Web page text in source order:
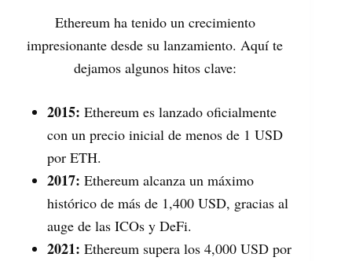
Ethereum ha tenido un crecimiento
impresionante desde su lanzamiento. Aquí te
dejamos algunos hitos clave:
2015: Ethereum es lanzado oficialmente
con un precio inicial de menos de 1 USD
por ETH.
2017: Ethereum alcanza un máximo
histórico de más de 1,400 USD, gracias al
auge de las ICOs y DeFi.
2021: Ethereum supera los 4,000 USD por